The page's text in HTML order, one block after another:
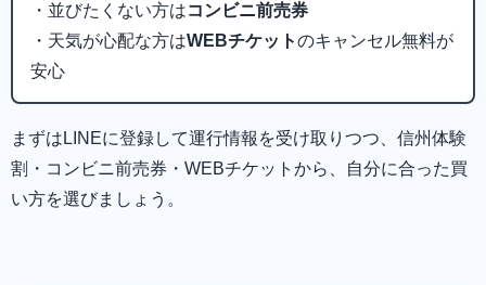
・並びたくない方はコンビニ前売券
・天気が心配な方はWEBチケットのキャンセル無料が
安心
まずはLINEに登録して運行情報を受け取りつつ、信州体験
割・コンビニ前売券・WEBチケットから、自分に合った買
い方を選びましょう。